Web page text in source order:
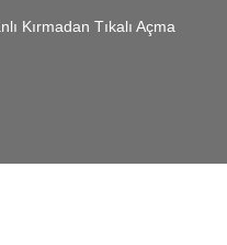
Kırmadan Tıkalı Açma